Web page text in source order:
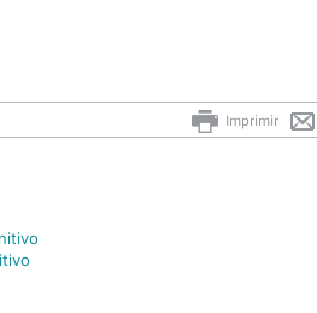
Imprimir